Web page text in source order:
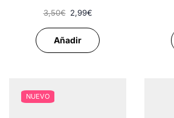
Pavo – Helado Perros
3,50€ 2,99€
Añadir
NUEVO